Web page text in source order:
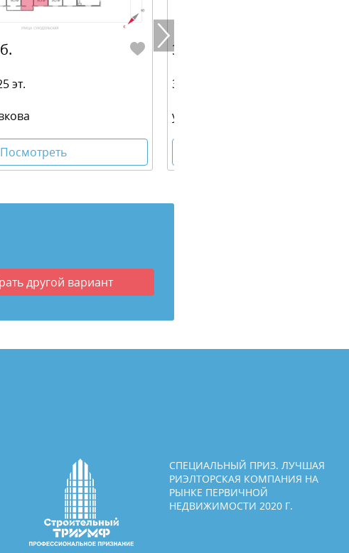
эт.
Посмотреть
3 909 420 руб.
33.30 м² | 12 - 25 эт.
ул. Евгения Савкова
другой вариант
СПЕЦИАЛЬНЫЙ ПРИЗ. ЛУЧШАЯ
РИЭЛТОРСКАЯ КОМПАНИЯ НА
РЫНКЕ ПЕРВИЧНОЙ
НЕДВИЖИМОСТИ 2020 Г.